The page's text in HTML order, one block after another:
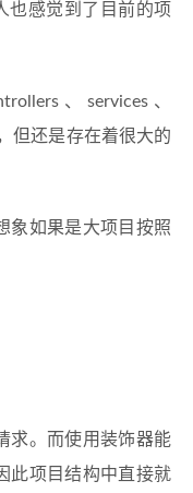
也感觉到了目前的项
、services、
但还是存在着很大的
象如果是大项目按照
求。而使用装饰器能
此项目结构中直接就